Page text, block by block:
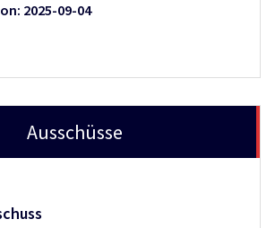
2025-09-04
Ausschüsse